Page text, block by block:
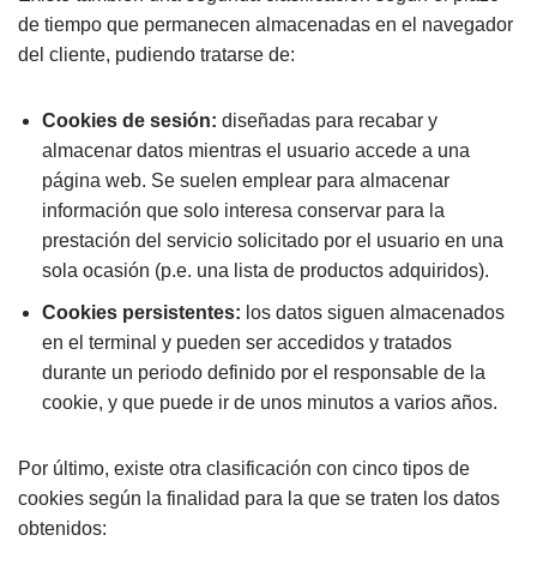
de tiempo que permanecen almacenadas en el navegador
del cliente, pudiendo tratarse de:
Cookies de sesión: diseñadas para recabar y
almacenar datos mientras el usuario accede a una
página web. Se suelen emplear para almacenar
información que solo interesa conservar para la
prestación del servicio solicitado por el usuario en una
sola ocasión (p.e. una lista de productos adquiridos).
Cookies persistentes: los datos siguen almacenados
en el terminal y pueden ser accedidos y tratados
durante un periodo definido por el responsable de la
cookie, y que puede ir de unos minutos a varios años.
Por último, existe otra clasificación con cinco tipos de
cookies según la finalidad para la que se traten los datos
obtenidos: